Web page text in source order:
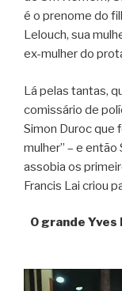
é o prenome do
Lelouch, sua
ex-mulher do
Lá pelas tantas,
comissário de
Simon Duroc que
mulher” – e
assobia os
Francis Lai criou
O grande